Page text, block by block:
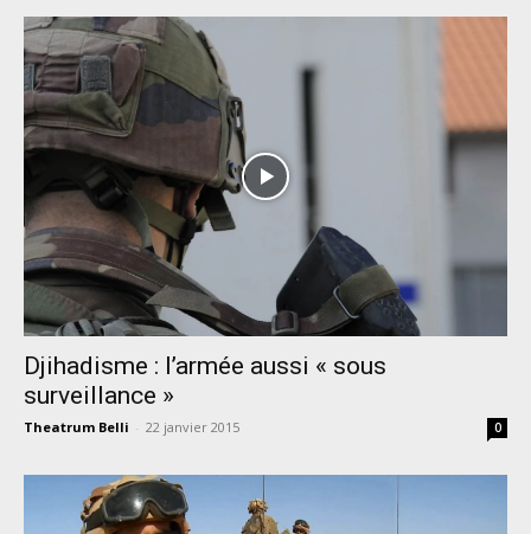
Djihadisme : l’armée aussi « sous
surveillance »
Theatrum Belli - 22 janvier 2015 0